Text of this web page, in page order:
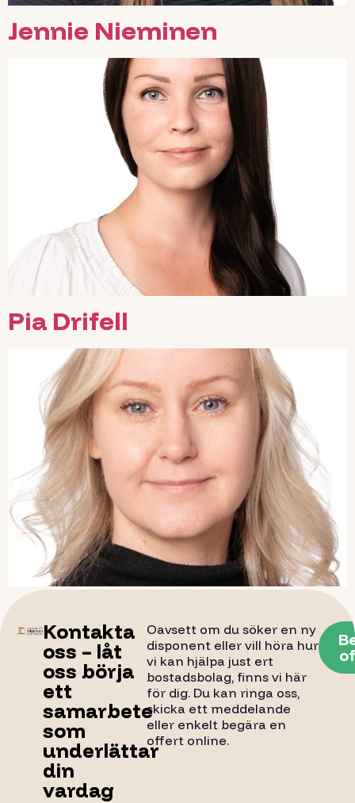
Jennie Nieminen
Pia Drifell
Kontakta
oss – låt
oss börja
ett
samarbete
som
underlättar
din
vardag
Oavsett om du söker en ny
disponent eller vill höra hur
vi kan hjälpa just ert
bostadsbolag, finns vi här
för dig. Du kan ringa oss,
skicka ett meddelande
eller enkelt begära en
offert online.